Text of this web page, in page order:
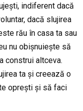
indiferent dacă
dacă slujirea
rău în casa ta sau
nu obișnuiește să
construi altceva.
ta și creează o
oprești și să faci